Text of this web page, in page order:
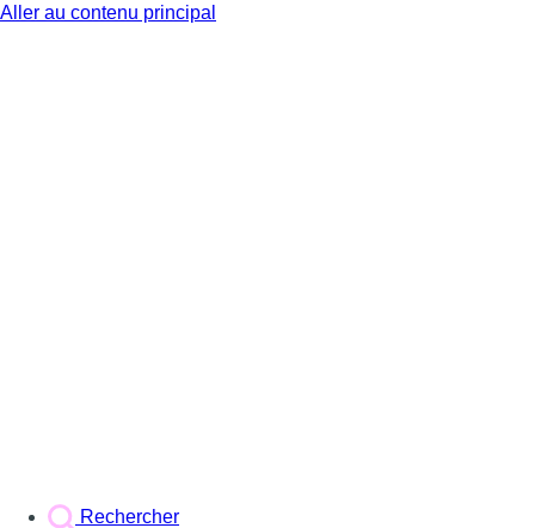
Aller au contenu principal
Rechercher